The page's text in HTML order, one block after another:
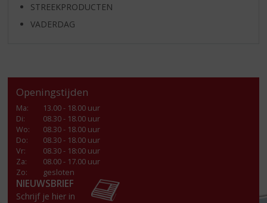
STREEKPRODUCTEN
VADERDAG
Openingstijden
Ma:
13.00 - 18.00 uur
Di:
08.30 - 18.00 uur
Wo:
08.30 - 18.00 uur
Do:
08.30 - 18.00 uur
Vr:
08.30 - 18:00 uur
Za:
08.00 - 17.00 uur
Zo:
gesloten
NIEUWSBRIEF
Schrijf je hier in